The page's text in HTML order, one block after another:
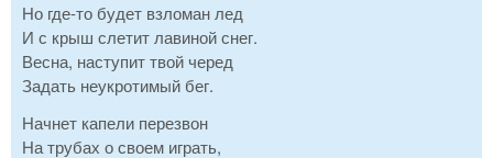
Но где-то будет взломан лед
И с крыш слетит лавиной снег.
Весна, наступит твой черед
Задать неукротимый бег.
Начнет капели перезвон
На трубах о своем играть,